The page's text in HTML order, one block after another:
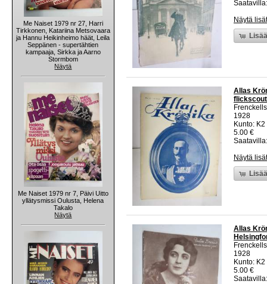
Me Naiset 1979 nr 27, Harri
Tirkkonen, Katariina Metsovaara
ja Hannu Heikinheimo häät, Leila
Seppänen - supertähtien
kampaaja, Sirkka ja Aarno
Stormbom
Näytä
Me Naiset 1979 nr 7, Päivi Uitto
yllätysmissi Oulusta, Helena
Takalo
Näytä
Näytä
Allas
1928
Kunto:
5.00 €
Näytä
Allas
1928
Kunto:
5.00 €